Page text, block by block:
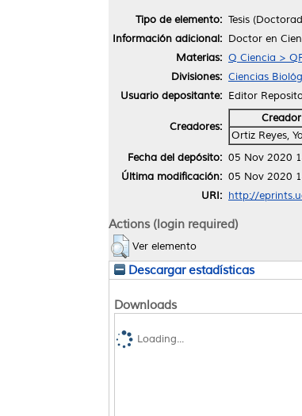
Tipo de elemento: Tesis
Información adicional: Doctor en
Materias: Q Ciencia >
Divisiones: Ciencias
Usuario depositante: Editor
Creadores:
Creador
Ortiz Reyes,
Fecha del depósito: 05 Nov 2020
Última modificación: 05 Nov 2020
URI: http://
Actions (login required)
Ver elemento
Descargar estadísticas
Downloads
Loading...